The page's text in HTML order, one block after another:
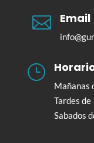
 Email
}
Mañanas
Tardes
Sabados